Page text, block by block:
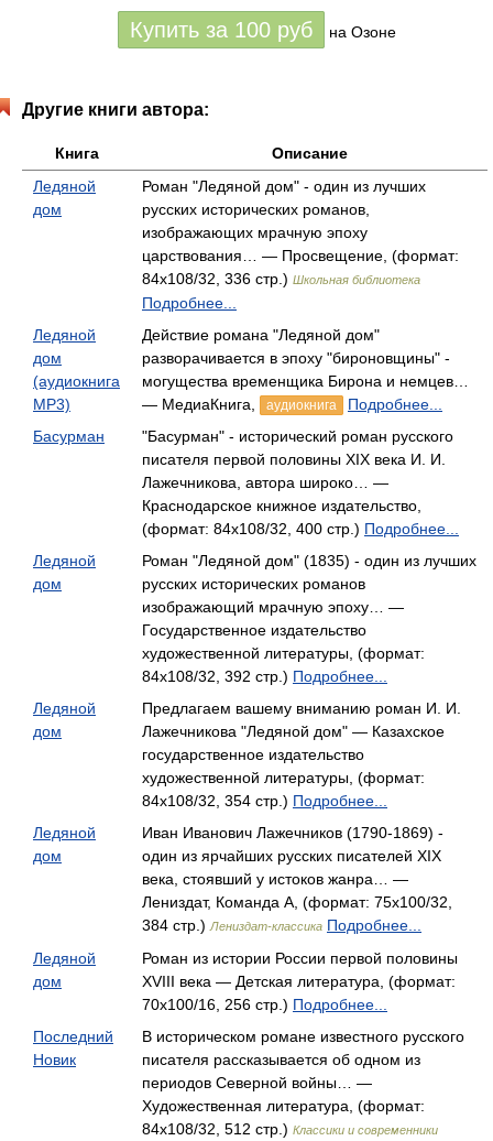
Купить за 100 руб на Озоне
Другие книги автора:
Книга
Описание
Ледяной
дом
Роман "Ледяной дом" - один из лучших
русских исторических романов,
изображающих мрачную эпоху
царствования… — Просвещение, (формат:
84x108/32, 336 стр.) Школьная библиотека
Подробнее...
Ледяной
дом
(аудиокнига
MP3)
Действие романа "Ледяной дом"
разворачивается в эпоху "бироновщины" -
могущества временщика Бирона и немцев…
— МедиаКнига,
аудиокнига
Подробнее...
Басурман
"Басурман" - исторический роман русского
писателя первой половины XIX века И. И.
Лажечникова, автора широко… —
Краснодарское книжное издательство,
(формат: 84x108/32, 400 стр.) Подробнее...
Ледяной
дом
Роман "Ледяной дом" (1835) - один из лучших
русских исторических романов
изображающий мрачную эпоху… —
Государственное издательство
художественной литературы, (формат:
84x108/32, 392 стр.) Подробнее...
Ледяной
дом
Предлагаем вашему вниманию роман И. И.
Лажечникова "Ледяной дом" — Казахское
государственное издательство
художественной литературы, (формат:
84x108/32, 354 стр.) Подробнее...
Ледяной
дом
Иван Иванович Лажечников (1790-1869) -
один из ярчайших русских писателей XIX
века, стоявший у истоков жанра… —
Лениздат, Команда А, (формат: 75x100/32,
384 стр.) Лениздат-классика Подробнее...
Ледяной
дом
Роман из истории России первой половины
XVIII века — Детская литература, (формат:
70x100/16, 256 стр.) Подробнее...
Последний
Новик
В историческом романе известного русского
писателя рассказывается об одном из
периодов Северной войны… —
Художественная литература, (формат:
84x108/32, 512 стр.) Классики и современники